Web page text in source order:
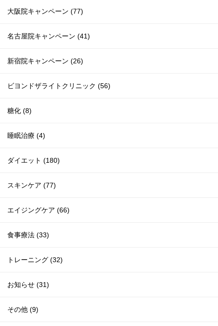
大阪院キャンペーン (77)
名古屋院キャンペーン (41)
新宿院キャンペーン (26)
ビヨンドザライトクリニック (56)
糖化 (8)
睡眠治療 (4)
ダイエット (180)
スキンケア (77)
エイジングケア (66)
食事療法 (33)
トレーニング (32)
お知らせ (31)
その他 (9)